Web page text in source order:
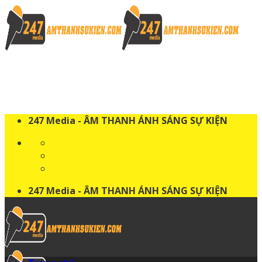
Skip
to
content
247 Media - ÂM THANH ÁNH SÁNG SỰ KIỆN
247 Media - ÂM THANH ÁNH SÁNG SỰ KIỆN